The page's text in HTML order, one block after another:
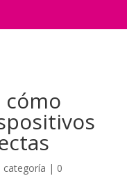
categoría | 0